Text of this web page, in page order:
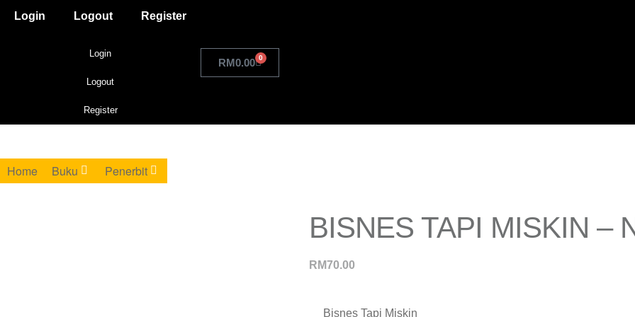
Login Logout Register
Login
Logout
Register
RM0.00 0
Home Buku Penerbit
BISNES TAPI MISKIN –
RM70.00
Bisnes Tapi Miskin